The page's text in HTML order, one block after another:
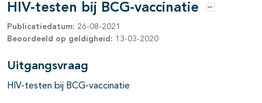
open- en dichtklappen
HIV-testen bij BCG-vaccinatie Opties
Publicatiedatum: 26-08-2021
Beoordeeld op geldigheid: 13-03-2020
Uitgangsvraag
HIV-testen bij BCG-vaccinatie